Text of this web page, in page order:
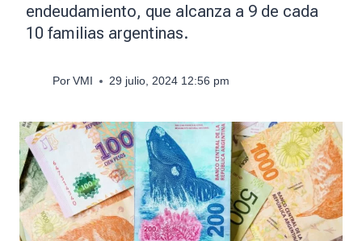
endeudamiento, que alcanza a 9 de cada
10 familias argentinas.
Por VMI 29 julio, 2024 12:56 pm